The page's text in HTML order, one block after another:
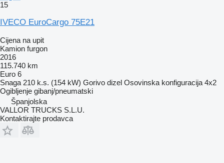
15
IVECO EuroCargo 75E21
Cijena na upit
Kamion furgon
2016
115.740 km
Euro 6
Snaga 210 k.s. (154 kW) Gorivo dizel Osovinska konfiguracija 4x2
Ogibljenje gibanj/pneumatski
Španjolska
VALLOR TRUCKS S.L.U.
Kontaktirajte prodavca